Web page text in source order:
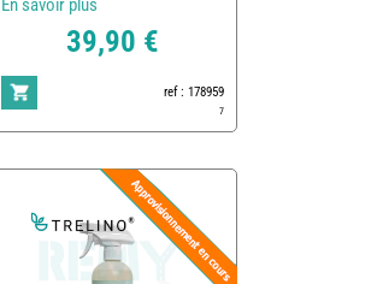
En savoir plus
39,90 €
ref : 178959
7